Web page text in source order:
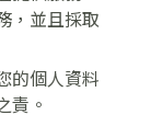
，並且採取
的個人資料
責。